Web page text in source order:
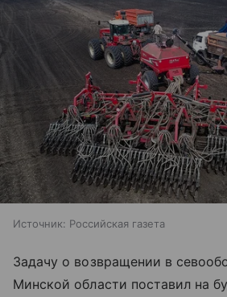
Источник: Российская газета
Задачу о возвращении в
Минской области поставил на